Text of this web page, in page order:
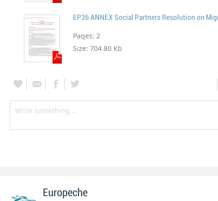
Pages: 2
Size: 704.80 Kb
Europeche